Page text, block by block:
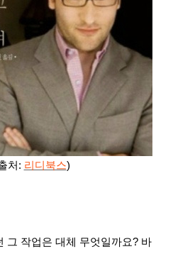
처: 리디북스)
그 작업은 대체 무엇일까요? 바